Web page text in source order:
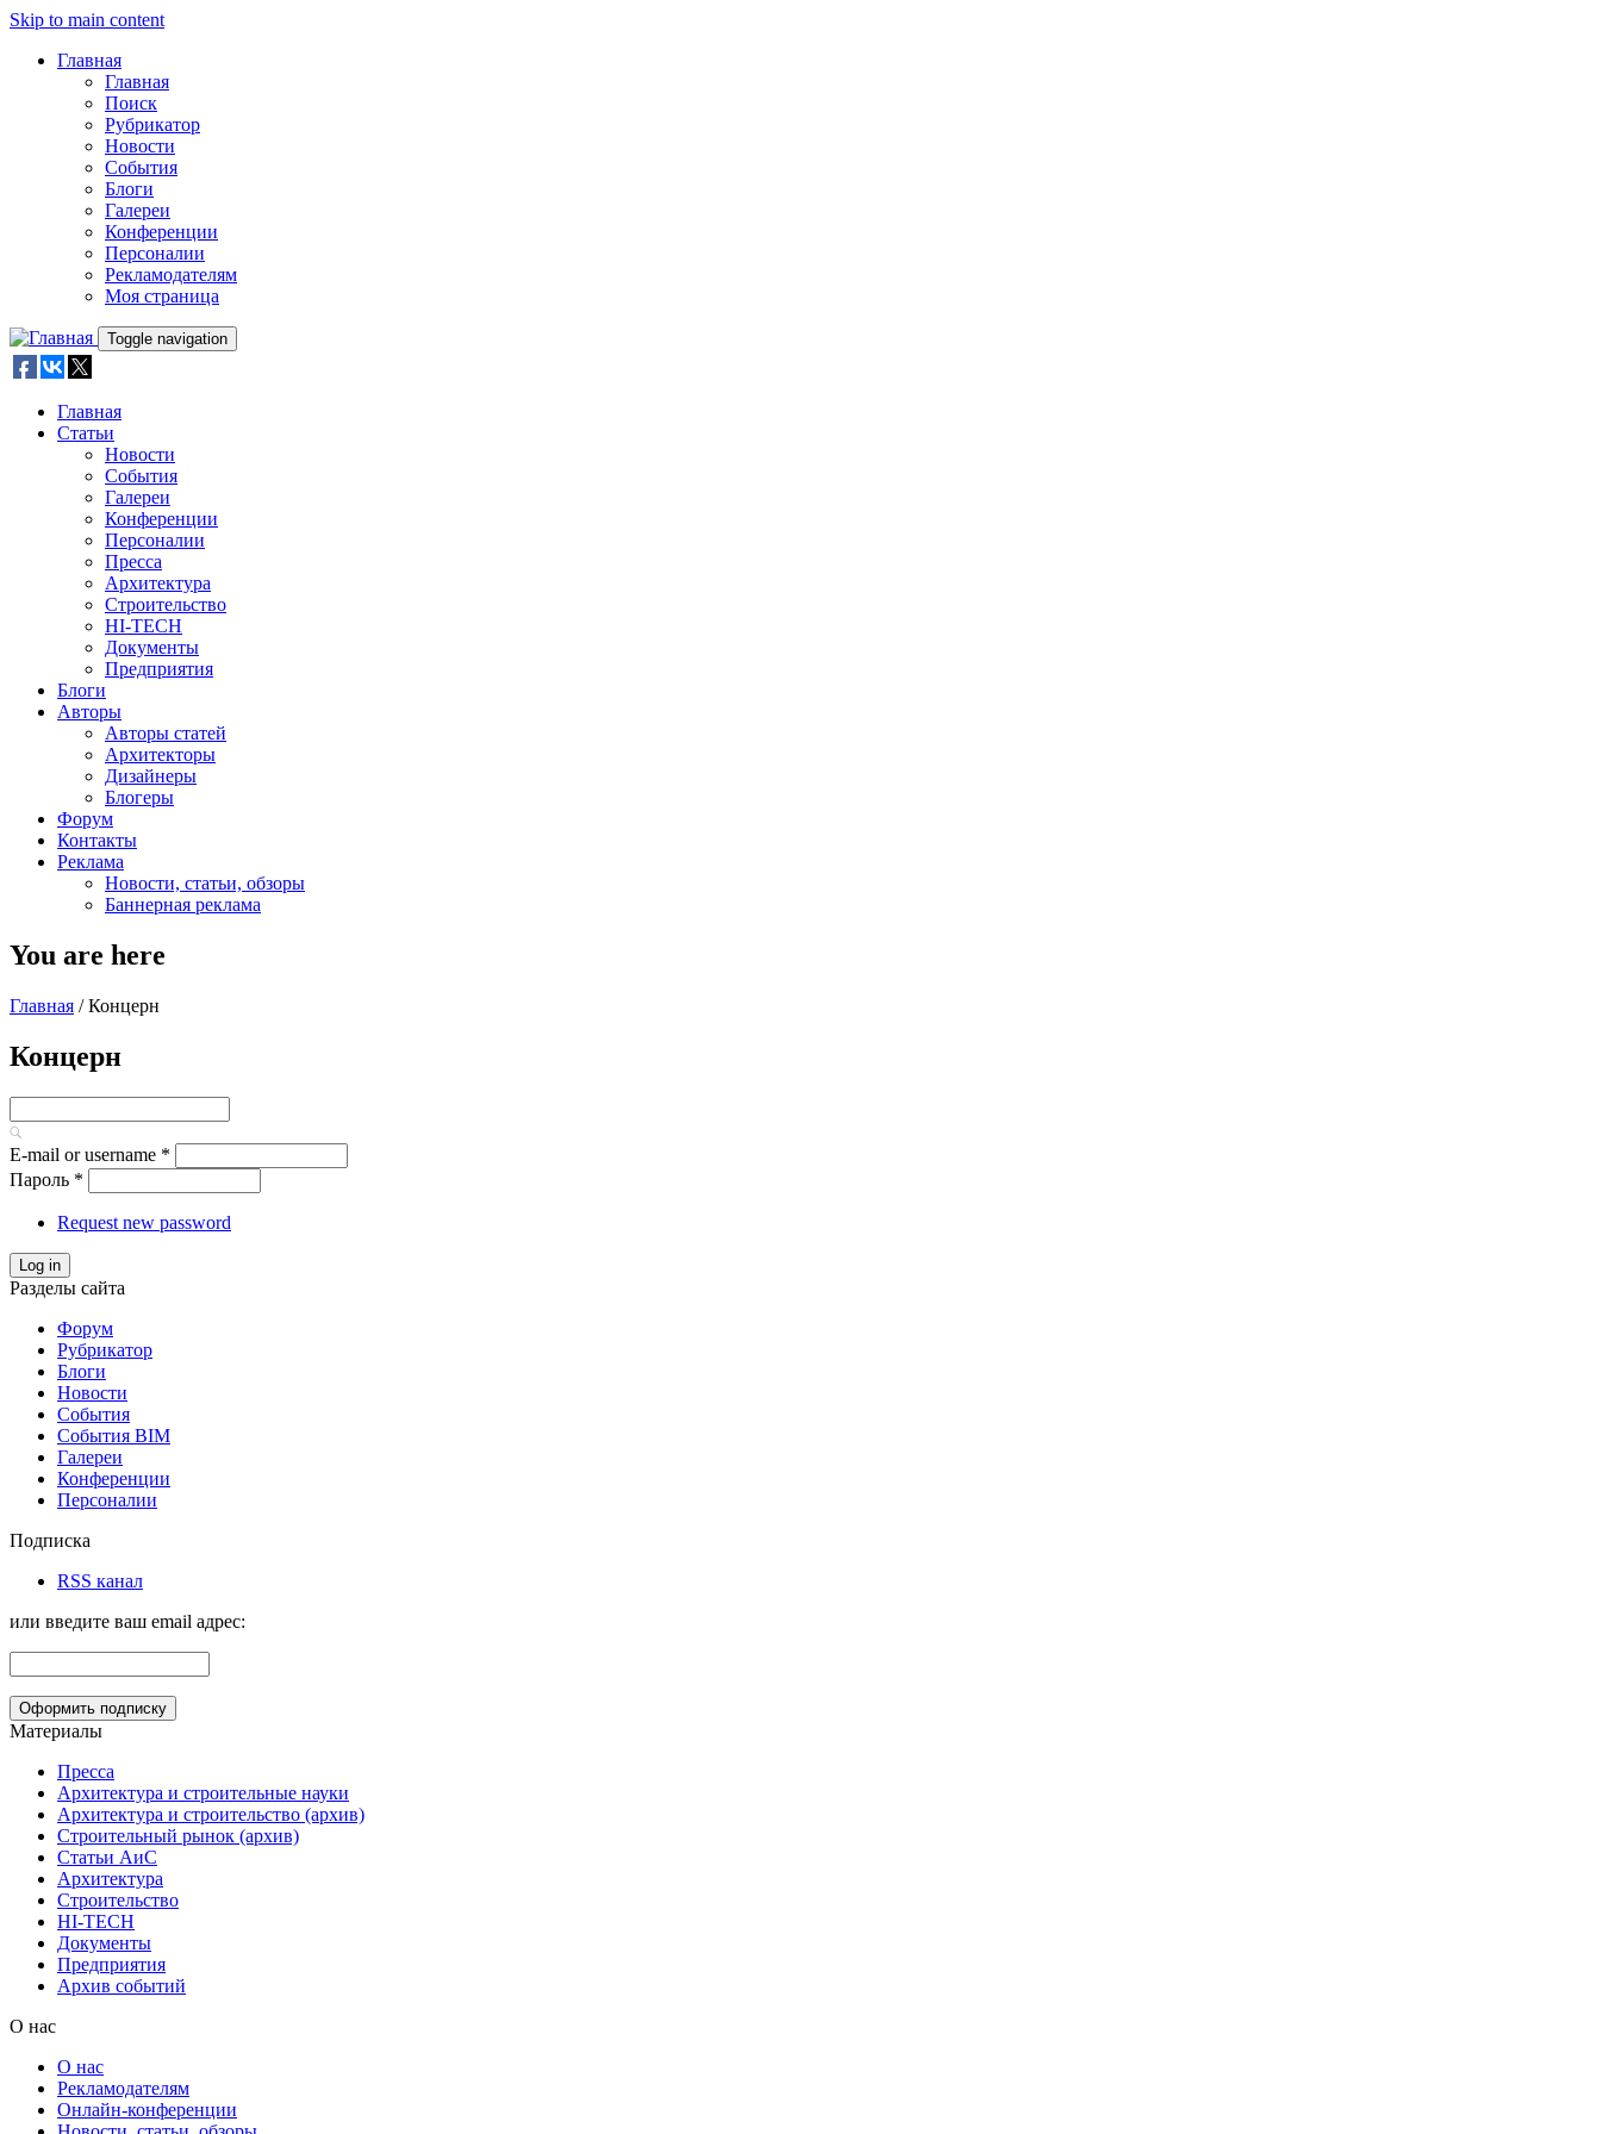
Skip to main content
Главная
Главная
Поиск
Рубрикатор
Новости
События
Блоги
Галереи
Конференции
Персоналии
Рекламодателям
Моя страница
Toggle navigation
Главная
Статьи
Новости
События
Галереи
Конференции
Персоналии
Пресса
Архитектура
Строительство
HI-TECH
Документы
Предприятия
Блоги
Авторы
Авторы статей
Архитекторы
Дизайнеры
Блогеры
Форум
Контакты
Реклама
Новости, статьи, обзоры
Баннерная реклама
You are here
Главная / Концерн
Концерн
E-mail or username *
Пароль *
Request new password
Log in
Разделы сайта
Форум
Рубрикатор
Блоги
Новости
События
События BIM
Галереи
Конференции
Персоналии
Подписка
RSS канал
или введите ваш email адрес:
Материалы
Пресса
Архитектура и строительные науки
Архитектура и строительство (архив)
Строительный рынок (архив)
Статьи АиС
Архитектура
Строительство
HI-TECH
Документы
Предприятия
Архив событий
О нас
О нас
Рекламодателям
Онлайн-конференции